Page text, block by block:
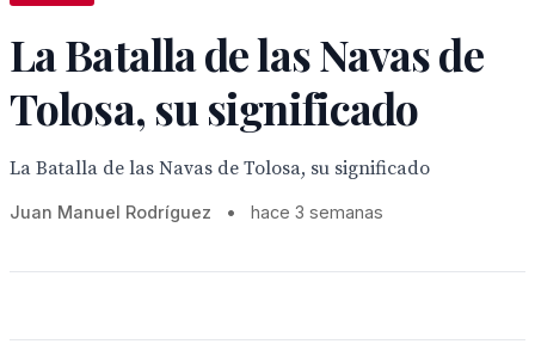
La Batalla de las Navas de
Tolosa, su significado
La Batalla de las Navas de Tolosa, su significado
Juan Manuel Rodríguez • hace 3 semanas